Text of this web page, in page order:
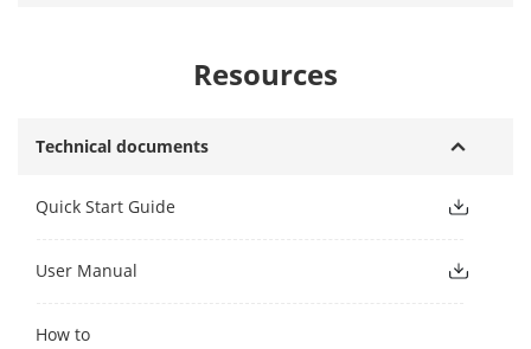
Resources
Technical documents
Quick Start Guide
User Manual
How to